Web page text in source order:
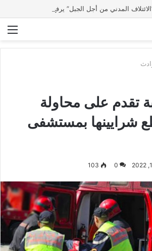
تقدم على محاولة
شرايينها بمستشفى
0
103